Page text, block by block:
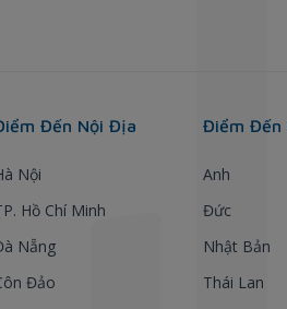
Đến Nội Địa
Nội
Hồ Chí Minh
Nẵng
Đảo
Điểm Đến
Anh
Đức
Nhật Bản
Thái Lan